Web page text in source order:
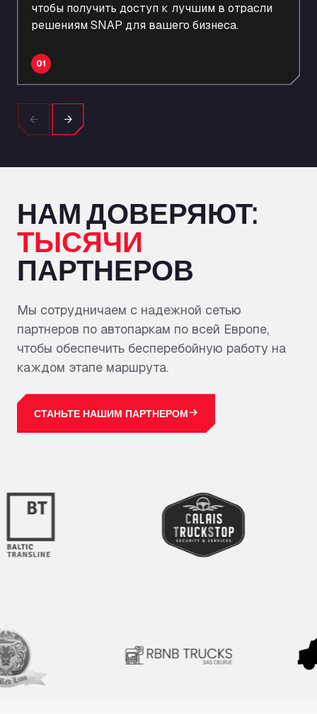
ЗАРЕГИСТРИРОВАТЬСЯ
чтобы получить доступ к лучшим в отрасли
решениям SNAP для вашего бизнеса.
01
Previous
Next
НАМ ДОВЕРЯЮТ:
ТЫСЯЧИ
ПАРТНЕРОВ
Мы сотрудничаем с надежной сетью
партнеров по автопаркам по всей Европе,
чтобы обеспечить бесперебойную работу на
каждом этапе маршрута.
СТАНЬТЕ НАШИМ ПАРТНЕРОМ